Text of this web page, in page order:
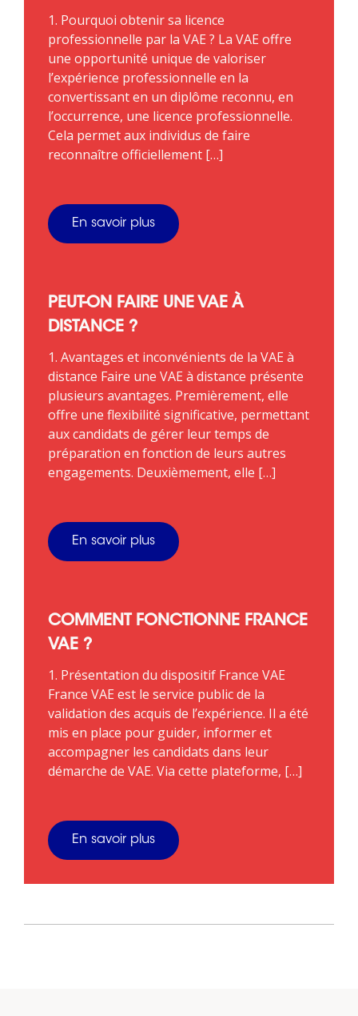
1. Pourquoi obtenir sa licence
professionnelle par la VAE ? La VAE offre
une opportunité unique de valoriser
l’expérience professionnelle en la
convertissant en un diplôme reconnu, en
l’occurrence, une licence professionnelle.
Cela permet aux individus de faire
reconnaître officiellement […]
En savoir plus
PEUT-ON FAIRE UNE VAE À
DISTANCE ?
1. Avantages et inconvénients de la VAE à
distance Faire une VAE à distance présente
plusieurs avantages. Premièrement, elle
offre une flexibilité significative, permettant
aux candidats de gérer leur temps de
préparation en fonction de leurs autres
engagements. Deuxièmement, elle […]
En savoir plus
COMMENT FONCTIONNE FRANCE
VAE ?
1. Présentation du dispositif France VAE
France VAE est le service public de la
validation des acquis de l’expérience. Il a été
mis en place pour guider, informer et
accompagner les candidats dans leur
démarche de VAE. Via cette plateforme, […]
En savoir plus